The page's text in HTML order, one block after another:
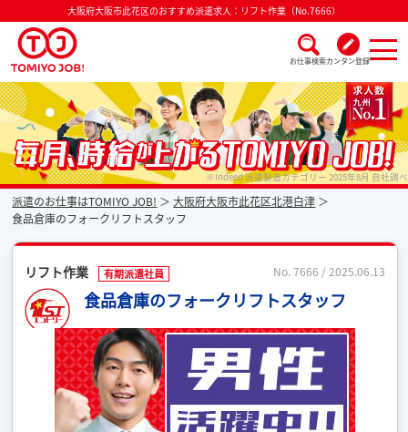
大阪府大阪市此花区のおすすめ派遣求人：リフト作業（No.7666）
お仕事検索カンタン登録
派遣なら毎月時給が上がるトミヨジョブ ※Indeed 派遣製造カテゴリー 2025年8月 自社調べ
派遣のお仕事はTOMIYO JOB!
大阪府大阪市此花区北港白津
食品倉庫のフォークリフトスタッフ
リフト作業 有期派遣社員 No. 7666 / 2025.06.13
食品倉庫のフォークリフトスタッフ